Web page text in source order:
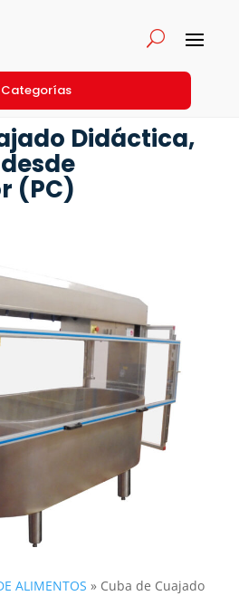
Categorías
ALIMENTOS » Cuba de Cuajado
Didáctica,
(PC)